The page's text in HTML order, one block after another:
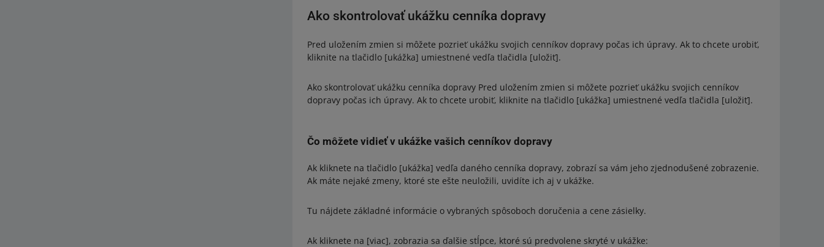
Ako skontrolovať ukážku cenníka dopravy
Pred uložením zmien si môžete pozrieť ukážku svojich cenníkov dopravy počas ich úpravy. Ak to chcete urobiť,
kliknite na tlačidlo [ukážka] umiestnené vedľa tlačidla [uložiť].
Ako skontrolovať ukážku cenníka dopravy Pred uložením zmien si môžete pozrieť ukážku svojich cenníkov
dopravy počas ich úpravy. Ak to chcete urobiť, kliknite na tlačidlo [ukážka] umiestnené vedľa tlačidla [uložiť].
Čo môžete vidieť v ukážke vašich cenníkov dopravy
Ak kliknete na tlačidlo [ukážka] vedľa daného cenníka dopravy, zobrazí sa vám jeho zjednodušené zobrazenie.
Ak máte nejaké zmeny, ktoré ste ešte neuložili, uvidíte ich aj v ukážke.
Tu nájdete základné informácie o vybraných spôsoboch doručenia a cene zásielky.
Ak kliknete na [viac], zobrazia sa ďalšie stĺpce, ktoré sú predvolene skryté v ukážke: